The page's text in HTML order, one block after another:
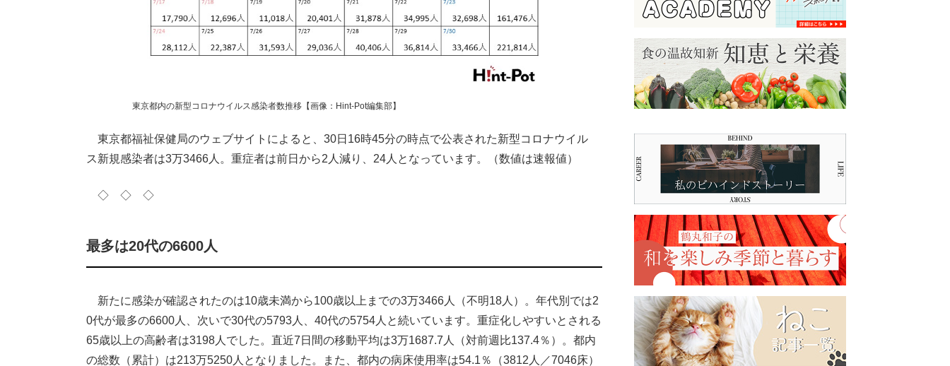
東京都内の新型コロナウイルス感染者数推移【画像：Hint-Pot編集部】
東京都福祉保健局のウェブサイトによると、30日16時45分の時点で公表された新型コロナウイル
ス新規感染者は3万3466人。重症者は前日から2人減り、24人となっています。（数値は速報値）
◇ ◇ ◇
最多は20代の6600人
新たに感染が確認されたのは10歳未満から100歳以上までの3万3466人（不明18人）。年代別では2
0代が最多の6600人、次いで30代の5793人、40代の5754人と続いています。重症化しやすいとされる
65歳以上の高齢者は3198人でした。直近7日間の移動平均は3万1687.7人（対前週比137.4％）。都内
の総数（累計）は213万5250人となりました。また、都内の病床使用率は54.1％（3812人／7046床）